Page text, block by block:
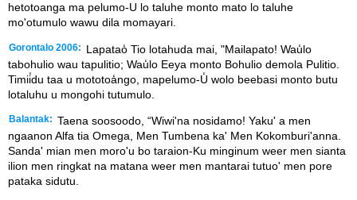
hetotoanga ma pelumo-U lo taluhe monto mato lo taluhe
mo'otumulo wawu dila momayari.
Gorontalo 2006:
Lapatao̒ Tio lotahuda mai, "Mailapato! Wau̒lo
tabohulio wau tapulitio; Wau̒lo Eeya monto Bohulio demola Pulitio.
Timii̒du taa u mototoa̒ngo, mapelumo-U̒ wolo beebasi monto butu
lotaluhu u mongohi tutumulo.
Balantak: Taena soosoodo, “Wiwi'na nosidamo! Yaku' a men
ngaanon Alfa tia Omega, Men Tumbena ka' Men Kokomburi'anna.
Sanda' mian men moro'u bo taraion-Ku minginum weer men sianta
ilion men ringkat na matana weer men mantarai tutuo' men pore
pataka sidutu.